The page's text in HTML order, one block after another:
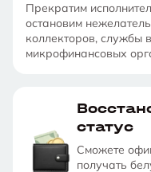
Прекратим
остановим
коллекторов, службы
микрофинансовых
статус
Сможете
получать